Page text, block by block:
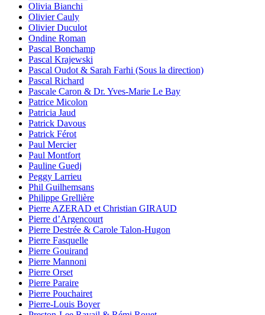
Olivia Bianchi
Olivier Cauly
Olivier Duculot
Ondine Roman
Pascal Bonchamp
Pascal Krajewski
Pascal Oudot & Sarah Farhi (Sous la direction)
Pascal Richard
Pascale Caron & Dr. Yves-Marie Le Bay
Patrice Micolon
Patricia Jaud
Patrick Davous
Patrick Férot
Paul Mercier
Paul Montfort
Pauline Guedj
Peggy Larrieu
Phil Guilhemsans
Philippe Grellière
Pierre AZERAD et Christian GIRAUD
Pierre d’Argencourt
Pierre Destrée & Carole Talon-Hugon
Pierre Fasquelle
Pierre Gouirand
Pierre Mannoni
Pierre Orset
Pierre Paraire
Pierre Pouchairet
Pierre-Louis Boyer